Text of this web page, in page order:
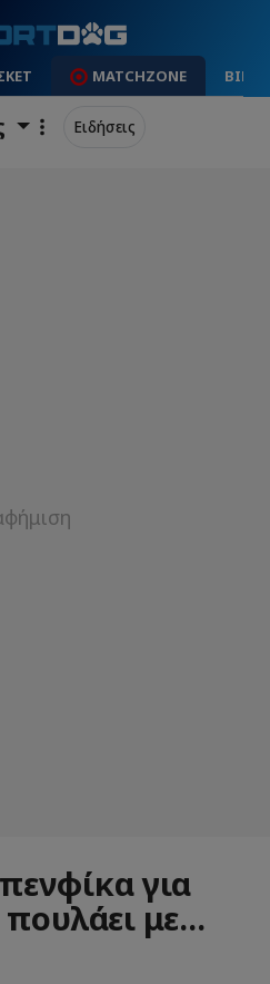
MATCHZONE
Ειδήσεις
για
με...